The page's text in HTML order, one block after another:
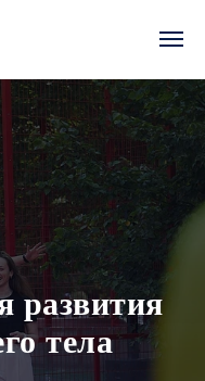
развития
тела